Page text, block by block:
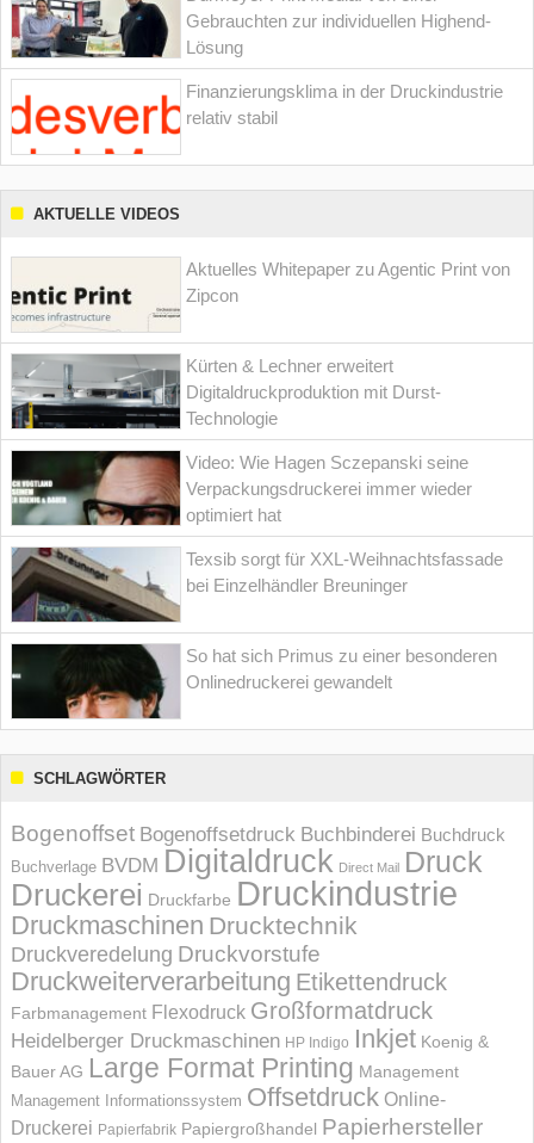
Gebrauchten zur individuellen Highend-
Lösung
Finanzierungsklima in der Druckindustrie
relativ stabil
AKTUELLE VIDEOS
Aktuelles Whitepaper zu Agentic Print von
Zipcon
Kürten & Lechner erweitert
Digitaldruckproduktion mit Durst-
Technologie
Video: Wie Hagen Sczepanski seine
Verpackungsdruckerei immer wieder
optimiert hat
Texsib sorgt für XXL-Weihnachtsfassade
bei Einzelhändler Breuninger
So hat sich Primus zu einer besonderen
Onlinedruckerei gewandelt
SCHLAGWÖRTER
Bogenoffset Bogenoffsetdruck Buchbinderei Buchdruck
Buchverlage BVDM Digitaldruck Direct Mail Druck
Druckerei Druckfarbe Druckindustrie
Druckmaschinen Drucktechnik
Druckveredelung Druckvorstufe
Druckweiterverarbeitung Etikettendruck
Farbmanagement Flexodruck Großformatdruck
Heidelberger Druckmaschinen HP Indigo Inkjet Koenig &
Bauer AG Large Format Printing Management
Management Informations­system Offsetdruck Online-
Druckerei Papierfabrik Papiergroßhandel Papierhersteller